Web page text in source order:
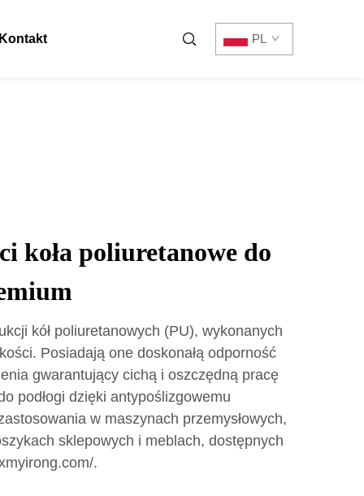
Kontakt PL
koła poliuretanowe do
kół poliuretanowych (PU), wykonanych
Posiadają one doskonałą odporność
gwarantujący cichą i oszczędną pracę
podłogi dzięki antypoślizgowemu
w maszynach przemysłowych,
sklepowych i meblach, dostępnych
.